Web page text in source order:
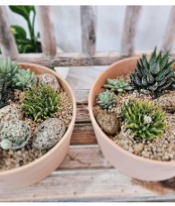
로리스트 다육이가
해운대한국문화센터